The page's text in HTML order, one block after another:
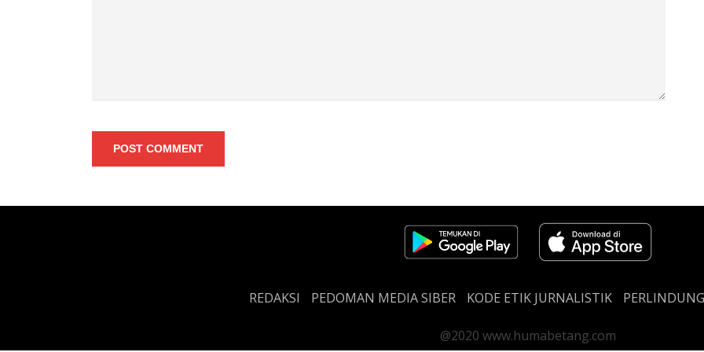
POST COMMENT
REDAKSI PEDOMAN MEDIA SIBER KODE ETIK JURNALISTIK
@2020 www.humabetang.com